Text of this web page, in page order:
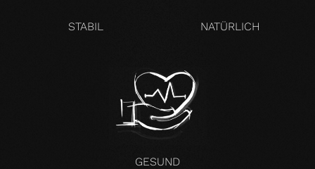
STABIL NATÜRLICH
GESUND